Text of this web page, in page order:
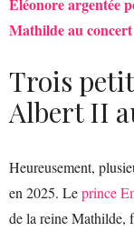
Éléonore argentée
Mathilde au
Trois
Albert II
Heureusement,
en 2025. Leprince
de la reine Mathilde,